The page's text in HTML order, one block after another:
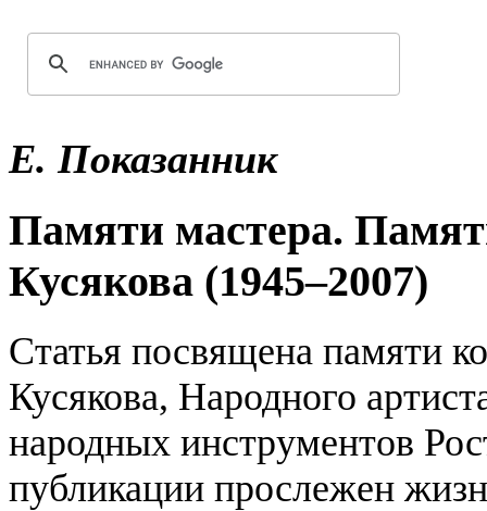
Е. Показанник
Памяти мастера.
Кусякова (1945–2007)
Статья посвящена памяти
Кусякова, Народного
народных инструментов
публикации прослежен